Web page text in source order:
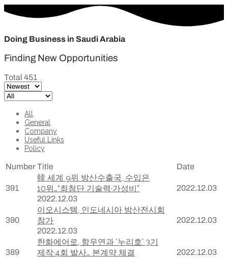
Doing Business in Saudi Arabia
Finding New Opportunities
Total 451
All
General
Company
Useful Links
Policy
Number Title Date
391
韓 세계 9위 방산수출국, 수입은
10위…“최첨단 기술력·가성비”
2022.12.03
2022.12.03
390
이오시스템, 인도네시아 방산전시회
참가
2022.12.03
2022.12.03
389
한화에어로, 항우연과 '누리호' 3기
제작·4회 발사… 본계약 체결
2022.12.03